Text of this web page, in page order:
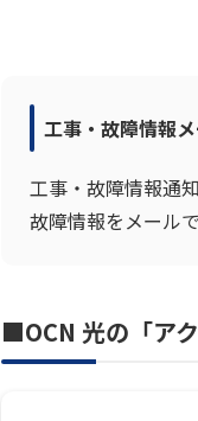
工事・故障情報
工事・故障情報通
故障情報をメール
■OCN 光の「ア